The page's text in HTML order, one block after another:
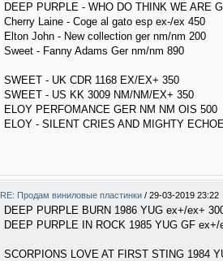
DEEP PURPLE - WHO DO THINK WE ARE
Cherry Laine - Coge al gato esp ex-/ex 450
Elton John - New collection ger nm/nm 200
Sweet - Fanny Adams Ger nm/nm 890
SWEET - UK CDR 1168 EX/EX+ 350
SWEET - US KK 3009 NM/NM/EX+ 350
ELOY PERFOMANCE GER NM NM OIS 500
ELOY - SILENT CRIES AND MIGHTY
RE: Продам виниловые пластинки / 29-03-2019 23:22
DEEP PURPLE BURN 1986 YUG ex+/ex+
DEEP PURPLE IN ROCK 1985 YUG GF ex+/
SCORPIONS LOVE AT FIRST STING 1984